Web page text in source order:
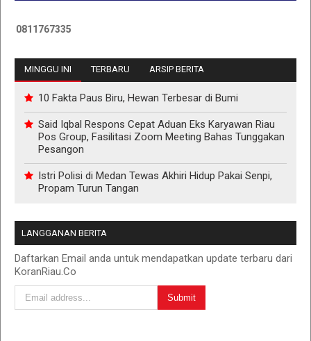
MINGGU INI TERBARU ARSIP BERITA
10 Fakta Paus Biru, Hewan Terbesar di Bumi
Said Iqbal Respons Cepat Aduan Eks Karyawan Riau
Pos Group, Fasilitasi Zoom Meeting Bahas Tunggakan
Pesangon
Istri Polisi di Medan Tewas Akhiri Hidup Pakai Senpi,
Propam Turun Tangan
LANGGANAN BERITA
Daftarkan Email anda untuk mendapatkan update terbaru dari
KoranRiau.Co